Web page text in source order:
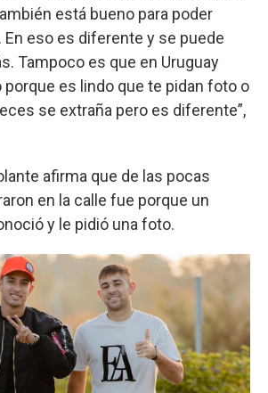
está bueno para poder
En eso es diferente y se puede
Tampoco es que en Uruguay
es lindo que te pidan foto o
se extraña pero es diferente”,
afirma que de las pocas
en la calle fue porque un
y le pidió una foto.